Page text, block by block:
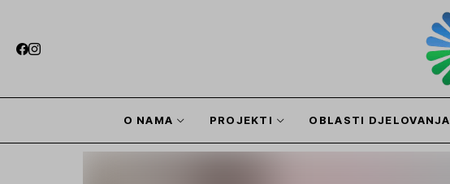
O NAMA PROJEKTI OBLASTI DJELOVANJA